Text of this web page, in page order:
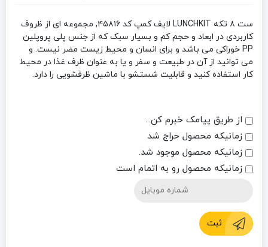
ست ۸ تکه LUNCHKIT لایف کمپ کد ۴۵۸۱۶, مجموعه ای از ظروف
کاربردی در ابعاد و حجم کم و بسیار سبک که از جنس پلی پروپلین
PP خوراکی می باشد و برای انسان و محیط زیست مضر نیست. و
می توانید از آن در طبیعت و سفر و یا به عنوان ظرف غذا در محیط
کار استفاده کنید و قابلیت شستشو با ماشین ظرفشویی را دارد.
از طریق پیامک خبرم کن...
زمانیکه محصول حراج شد
زمانیکه محصول موجود شد.
زمانیکه محصول رو به اتمام است
ثبت